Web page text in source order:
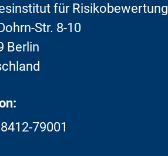
für Risikobewertung
Str. 8-10
Berlin
79001